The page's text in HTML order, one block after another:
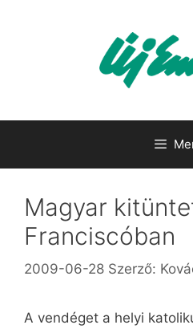
Magyar
Franciscóban
2009-06-28 Szerző:
A vendéget a helyi